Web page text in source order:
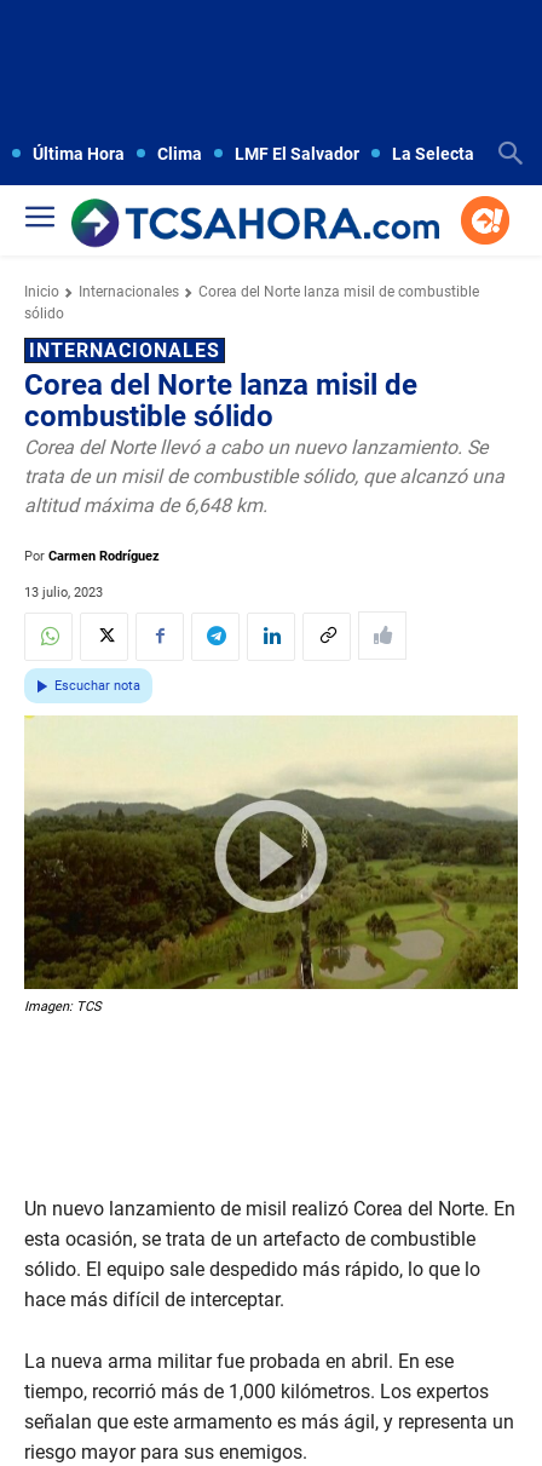
Última Hora Clima LMF El Salvador La Selecta
Inicio Internacionales
Corea del Norte lanza misil de combustible
sólido
INTERNACIONALES
Corea del Norte lanza misil de
combustible sólido
Corea del Norte llevó a cabo un nuevo lanzamiento. Se
trata de un misil de combustible sólido, que alcanzó una
altitud máxima de 6,648 km.
Por Carmen Rodríguez
13 julio, 2023
Escuchar nota
Imagen: TCS
Un nuevo lanzamiento de misil realizó Corea del Norte. En
esta ocasión, se trata de un artefacto de combustible
sólido. El equipo sale despedido más rápido, lo que lo
hace más difícil de interceptar.
La nueva arma militar fue probada en abril. En ese
tiempo, recorrió más de 1,000 kilómetros. Los expertos
señalan que este armamento es más ágil, y representa un
riesgo mayor para sus enemigos.